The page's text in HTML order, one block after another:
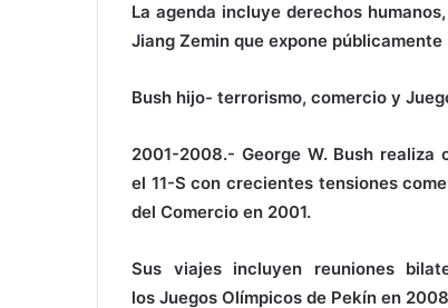
La agenda incluye derechos
Jiang Zemin que expone
Bush hijo- terrorismo, comercio y
2001-2008.- George W. Bush
el 11-S con crecientes tensiones
del Comercio en 2001.
Sus viajes incluyen reuniones
los Juegos Olímpicos de Pekín en